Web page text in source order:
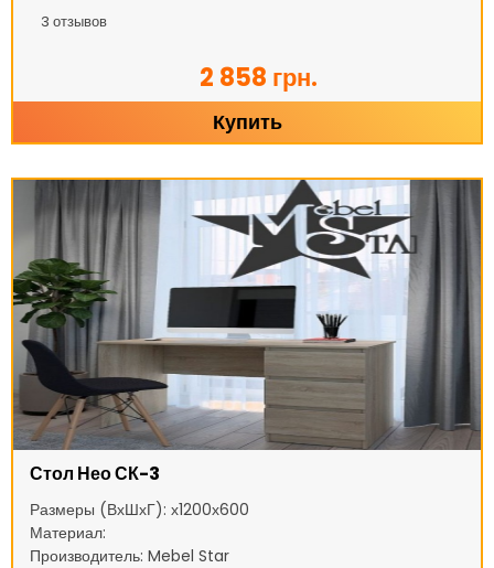
3 отзывов
2 858 грн.
Купить
Стол Нео СК-3
Размеры (ВхШхГ): х1200х600
Материал:
Производитель: Mebel Star